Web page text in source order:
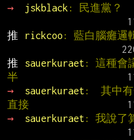
→
jskblack : 民進黨？
推
rickcoo : 藍白腦癱邏
推
sauerkuraet : 這種會
半
→
sauerkuraet :  其中有
直接
→
sauerkuraet : 我說了